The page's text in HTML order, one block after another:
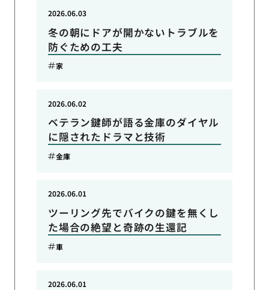
冬の朝にドアが開かないトラブルを
防ぐための工夫
2026.06.03
家
ベテラン鍵師が語る金庫のダイヤル
に隠されたドラマと技術
2026.06.02
金庫
ツーリング先でバイクの鍵を無くし
た場合の絶望と奇跡の生還記
2026.06.01
車
2026.06.01